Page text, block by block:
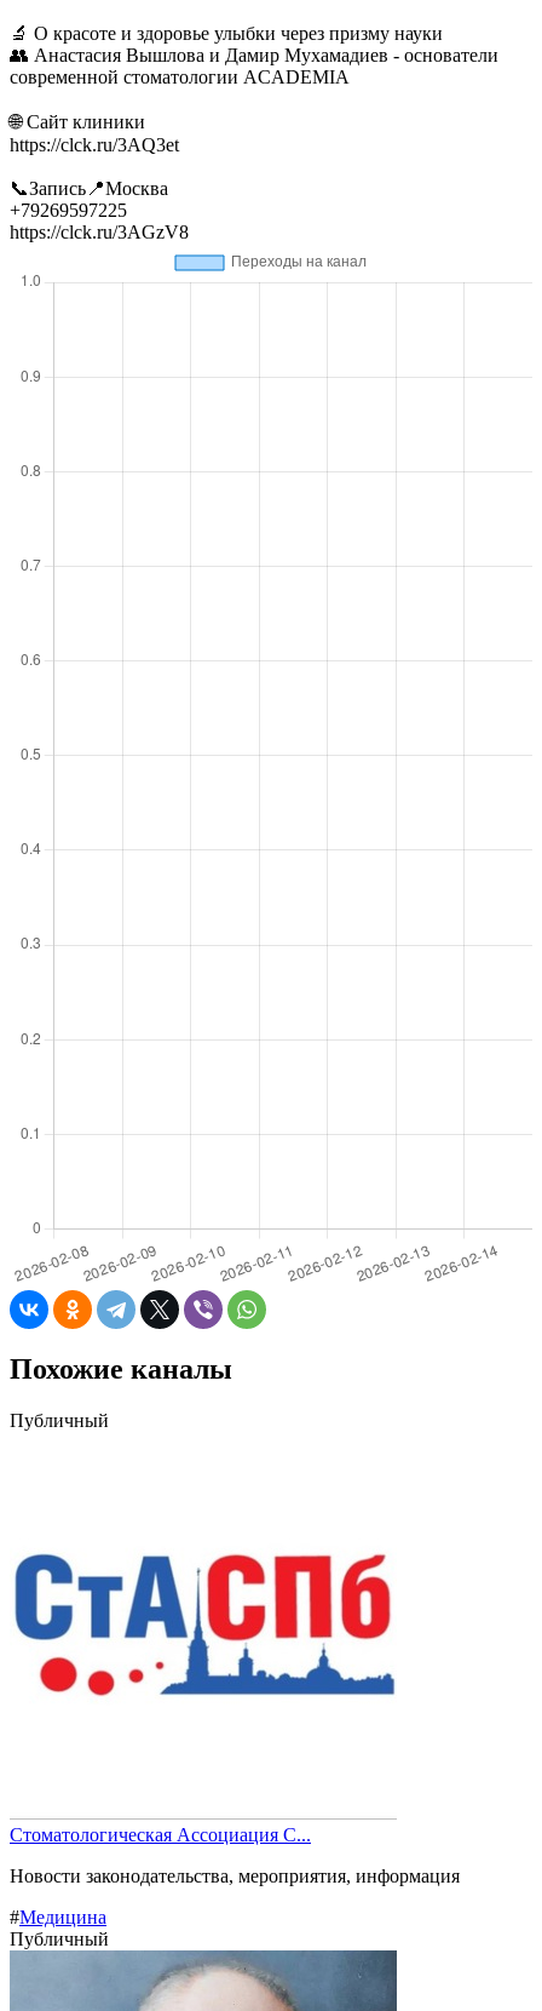
🔬 О красоте и здоровье улыбки через призму науки
👥 Анастасия Вышлова и Дамир Мухамадиев - основатели
современной стоматологии ACADEMIA
🌐 Сайт клиники
https://clck.ru/3AQ3et
📞Запись📍Москва
+79269597225
https://clck.ru/3AGzV8
Похожие каналы
Публичный
Стоматологическая Ассоциация С...
Новости законодательства, мероприятия, информация
#Медицина
Публичный